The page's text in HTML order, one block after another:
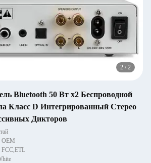
2 / 2
Bluetooth 50 Вт x2 Беспроводной
Класс D Интегрированный Стерео
Дикторов
OEM
FCC,ETL